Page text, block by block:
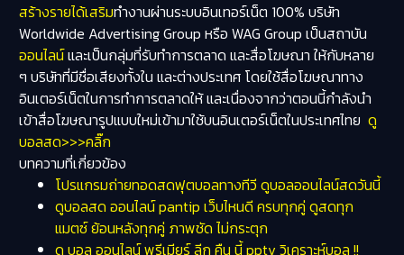
สร้างรายได้เสริมทำงานผ่านระบบอินเทอร์เน็ต 100% บริษัท
Worldwide Advertising Group หรือ WAG Group เป็นสถาบัน
ออนไลน์และเป็นกลุ่มที่รับทำการตลาด และสื่อโฆษณา ให้กับหลาย
ๆ บริษัทที่มีชื่อเสียงทั้งใน และต่างประเทศ โดยใช้สื่อโฆษณาทาง
อินเตอร์เน็ตในการทำการตลาดให้ และเนื่องจากว่าตอนนี้กำลังนำ
เข้าสื่อโฆษณารูปแบบใหม่เข้ามาใช้บนอินเตอร์เน็ตในประเทศไทย ดู
บอลสด>>>คลิ๊ก
บทความที่เกี่ยวข้อง
โปรแกรมถ่ายทอดสดฟุตบอลทางทีวี ดูบอลออนไลน์สดวันนี้
ดูบอลสด ออนไลน์ pantip เว็บไหนดี ครบทุกคู่ ดูสดทุก
แมตซ์ ย้อนหลังทุกคู่ ภาพชัด ไม่กระตุก
ดู บอล ออนไลน์ พรีเมียร์ ลีก คืน นี้ pptv วิเคราะห์บอล !!